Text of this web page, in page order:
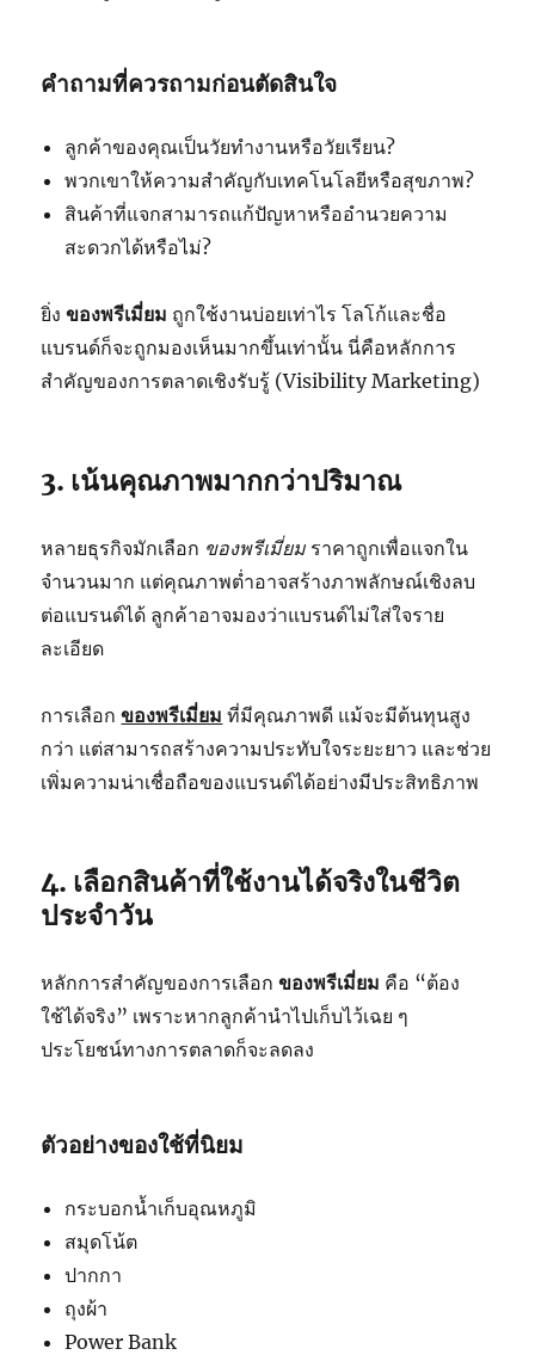
คำถามที่ควรถามก่อนตัดสินใจ
ลูกค้าของคุณเป็นวัยทำงานหรือวัยเรียน?
พวกเขาให้ความสำคัญกับเทคโนโลยีหรือสุขภาพ?
สินค้าที่แจกสามารถแก้ปัญหาหรืออำนวยความ
สะดวกได้หรือไม่?
ยิ่งของพรีเมี่ยม ถูกใช้งานบ่อยเท่าไร โลโก้และชื่อ
แบรนด์ก็จะถูกมองเห็นมากขึ้นเท่านั้น นี่คือหลักการ
สำคัญของการตลาดเชิงรับรู้ (Visibility Marketing)
3. เน้นคุณภาพมากกว่าปริมาณ
หลายธุรกิจมักเลือก ของพรีเมี่ยมราคาถูกเพื่อแจกใน
จำนวนมาก แต่คุณภาพต่ำอาจสร้างภาพลักษณ์เชิงลบ
ต่อแบรนด์ได้ ลูกค้าอาจมองว่าแบรนด์ไม่ใส่ใจราย
ละเอียด
การเลือกของพรีเมี่ยม ที่มีคุณภาพดี แม้จะมีต้นทุนสูง
กว่า แต่สามารถสร้างความประทับใจระยะยาว และช่วย
เพิ่มความน่าเชื่อถือของแบรนด์ได้อย่างมีประสิทธิภาพ
4. เลือกสินค้าที่ใช้งานได้จริงในชีวิต
ประจำวัน
หลักการสำคัญของการเลือกของพรีเมี่ยม คือ “ต้อง
ใช้ได้จริง” เพราะหากลูกค้านำไปเก็บไว้เฉย ๆ
ประโยชน์ทางการตลาดก็จะลดลง
ตัวอย่างของใช้ที่นิยม
กระบอกน้ำเก็บอุณหภูมิ
สมุดโน้ต
ปากกา
ถุงผ้า
Power Bank